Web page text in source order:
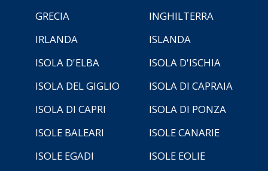
GRECIA
INGHILTERRA
IRLANDA
ISLANDA
ISOLA D'ELBA
ISOLA D'ISCHIA
ISOLA DEL GIGLIO
ISOLA DI CAPRAIA
ISOLA DI CAPRI
ISOLA DI PONZA
ISOLE BALEARI
ISOLE CANARIE
ISOLE EGADI
ISOLE EOLIE